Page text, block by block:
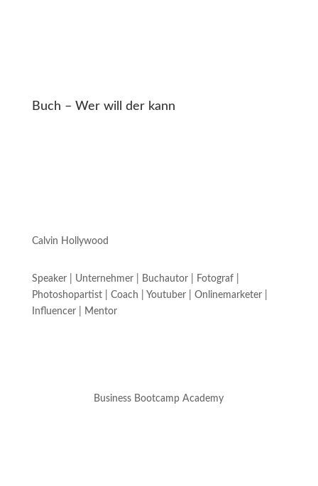
Buch – Wer will der kann
Calvin Hollywood
Speaker | Unternehmer | Buchautor | Fotograf |
Photoshopartist | Coach | Youtuber | Onlinemarketer |
Influencer | Mentor
Business Bootcamp Academy